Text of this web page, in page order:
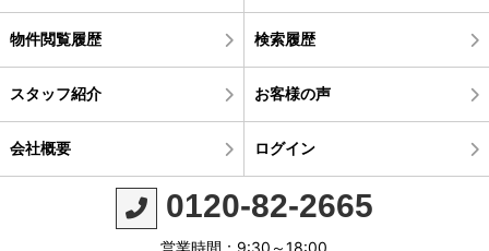
物件閲覧履歴 検索履歴
スタッフ紹介 お客様の声
会社概要 ログイン
0120-82-2665
営業時間：9:30～18:00